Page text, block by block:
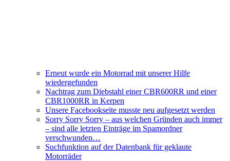
Erneut wurde ein Motorrad mit unserer Hilfe
wiedergefunden
Nachtrag zum Diebstahl einer CBR600RR und einer
CBR1000RR in Kerpen
Unsere Facebookseite musste neu aufgesetzt werden
Sorry Sorry Sorry – aus welchen Gründen auch immer
– sind alle letzten Einträge im Spamordner
verschwunden…
Suchfunktion auf der Datenbank für geklaute
Motorräder